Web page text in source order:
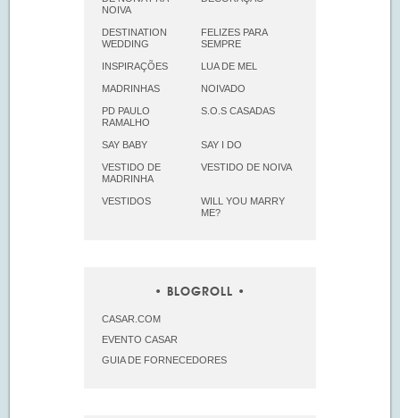
NOIVA
DESTINATION
WEDDING
FELIZES PARA
SEMPRE
INSPIRAÇÕES LUA DE MEL
MADRINHAS NOIVADO
PD PAULO
RAMALHO
S.O.S CASADAS
SAY BABY SAY I DO
VESTIDO DE
MADRINHA
VESTIDO DE NOIVA
VESTIDOS
WILL YOU MARRY
ME?
BLOGROLL
CASAR.COM
EVENTO CASAR
GUIA DE FORNECEDORES